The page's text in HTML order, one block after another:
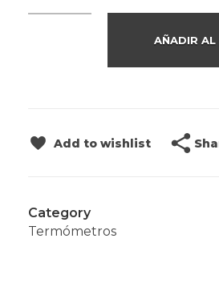
AÑADIR AL
Add to wishlist
Category
Termómetros